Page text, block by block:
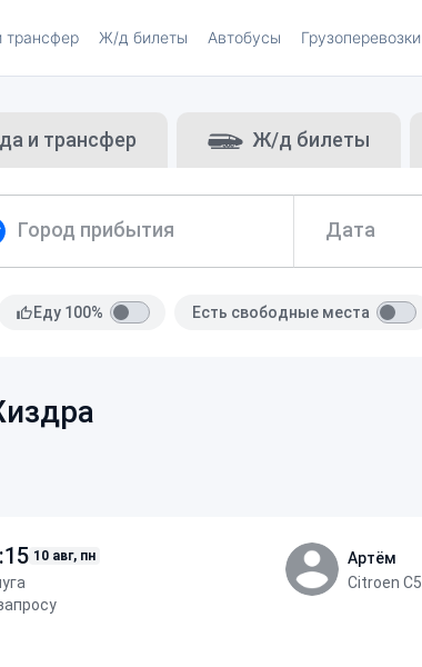
трансфер Ж/д билеты Автобусы Грузоперевозки
и трансфер Ж/д билеты
Город прибытия Дата
Еду 100% Есть свободные места
10 авг, пн
Артём
Citroen C5